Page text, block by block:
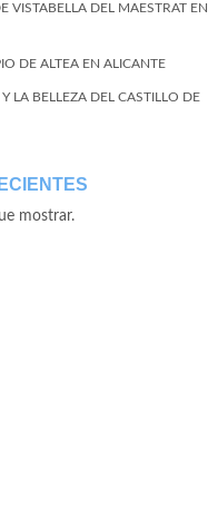
VISTABELLA DEL MAESTRAT EN
DE ALTEA EN ALICANTE
LA BELLEZA DEL CASTILLO DE
mostrar.